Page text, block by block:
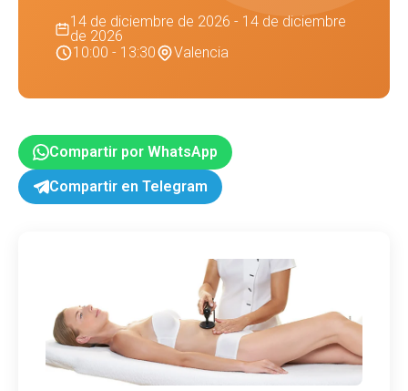
14 de diciembre de 2026 - 14 de diciembre
de 2026
10:00 - 13:30
Valencia
Compartir por WhatsApp
Compartir en Telegram